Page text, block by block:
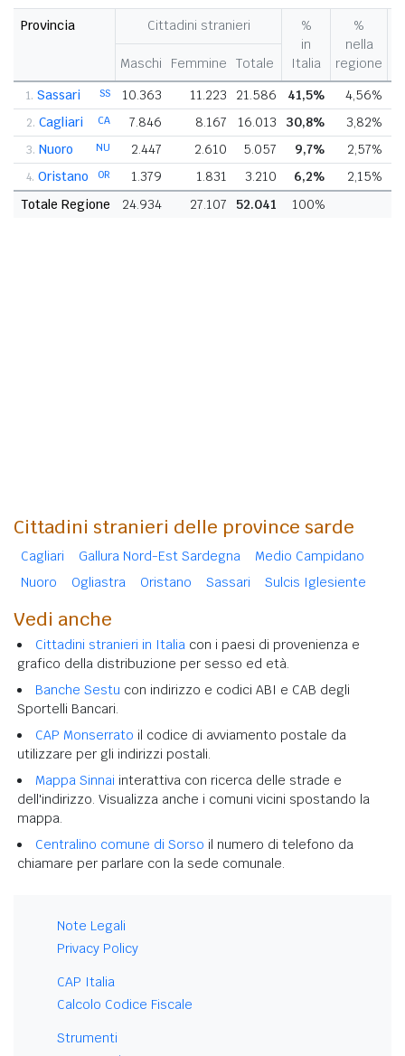
Provincia Cittadini stranieri
%
in
Italia
%
nella
regione
Maschi Femmine Totale
1. SS
Sassari 10.363 11.223 21.586 41,5% 4,56%
2. CA
Cagliari 7.846 8.167 16.013 30,8% 3,82%
3. NU
Nuoro 2.447 2.610 5.057 9,7% 2,57%
4. OR
Oristano 1.379 1.831 3.210 6,2% 2,15%
Totale Regione
24.934 27.107 52.041 100%
Cittadini stranieri delle province sarde
Cagliari Gallura Nord-Est Sardegna
Medio Campidano
Nuoro
Ogliastra Oristano Sassari Sulcis Iglesiente
Vedi anche
Cittadini stranieri in Italia con i paesi di provenienza e
grafico della distribuzione per sesso ed età.
Banche Sestu con indirizzo e codici ABI e CAB degli
Sportelli Bancari.
CAP Monserrato il codice di avviamento postale da
utilizzare per gli indirizzi postali.
Mappa Sinnai interattiva con ricerca delle strade e
dell'indirizzo. Visualizza anche i comuni vicini spostando la
mappa.
Centralino comune di Sorso il numero di telefono da
chiamare per parlare con la sede comunale.
Note Legali
Privacy Policy
CAP Italia
Calcolo Codice Fiscale
Strumenti